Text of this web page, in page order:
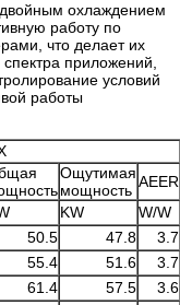
охлаждением
работу по
что делает их
приложений,
условий
работы
Ощутимая
мощность AEER
KW
W/W
50.5 47.8
3.7
55.4 51.6
3.7
61.4 57.5
3.6